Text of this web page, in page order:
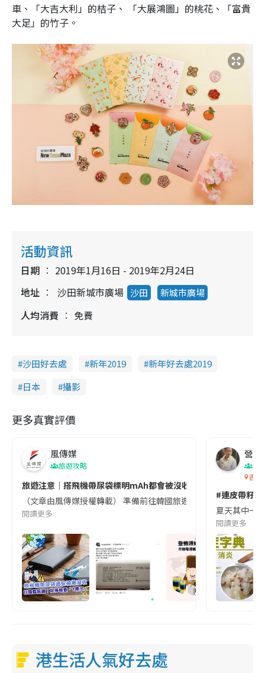
車、「大吉大利」的桔子、 「大展鴻圖」的桃花、「富貴
大足」的竹子。
活動資訊
日期
2019年1月16日 - 2019年2月24日
地址
沙田新城市廣場 沙田 新城市廣場
人均消費 免費
沙田好去處 新年2019
新年好去處2019
日本
攝影
更多真實評價
風傳媒
旅遊攻略
旅遊注意｜搭飛機帶尿袋標明mAh都會被沒收😱出發前切記檢查
（文章由風傳媒授權轉載） 準備前往韓國旅遊的民眾，近期要
閱讀更多
營養
香港
#連皮帶籽
夏天其中一
閱讀更多
港生活人氣好去處